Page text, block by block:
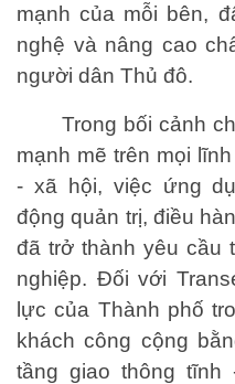
mạnh của mỗi bên,
nghệ và nâng cao
người dân Thủ đô.
Trong bối cảnh
mạnh mẽ trên mọi
- xã hội, việc ứng
động quản trị, điều
đã trở thành yêu cầu
nghiệp. Đối với
lực của Thành phố
khách công cộng
tầng giao thông